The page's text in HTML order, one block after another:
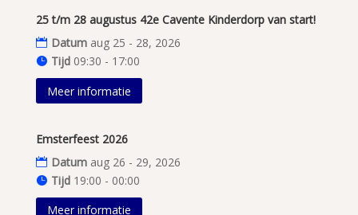
25 t/m 28 augustus 42e Cavente Kinderdorp van start!
Datum aug 25 - 28, 2026
Tijd 09:30 - 17:00
Meer informatie
Emsterfeest 2026
Datum aug 26 - 29, 2026
Tijd 19:00 - 00:00
Meer informatie